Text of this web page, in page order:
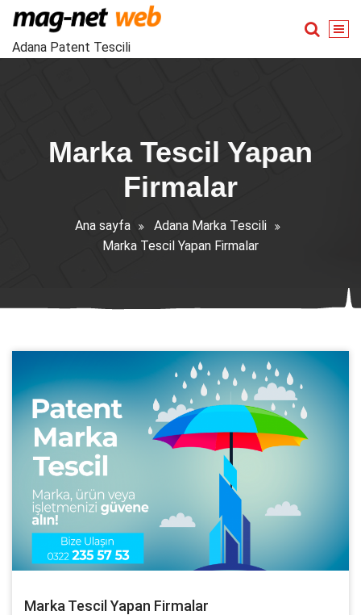
İçeriğe
geç
Adana Patent Tescili
Marka Tescil Yapan
Firmalar
Ana sayfa
Adana Marka Tescili
Marka Tescil Yapan Firmalar
Marka Tescil Yapan Firmalar